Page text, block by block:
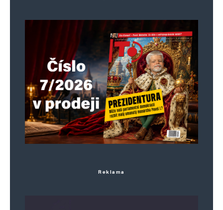
Webová stránka
Uložit do prohlížeče jméno, e-mail a webovou stránku pro budoucí
komentáře.
Reklama